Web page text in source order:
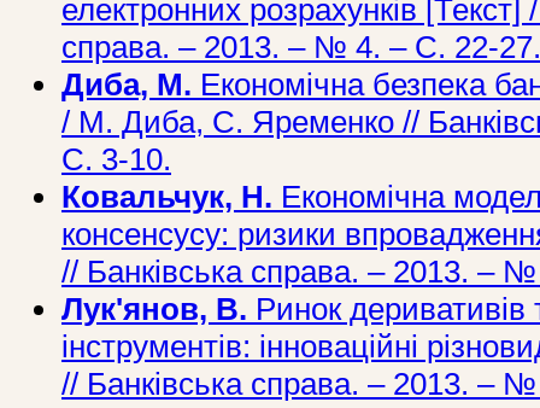
електронних розрахунків [Текст]
справа. – 2013. – № 4. – С. 22-27.
Диба, М. Економічна безпека
/ М. Диба, С. Яременко //
С. 3-10.
Ковальчук, Н. Економічна
консенсусу: ризики
// Банківська справа. – 2013. –
Лук'янов, В. Ринок деривативів
інструментів: інноваційні
// Банківська справа. – 2013. –